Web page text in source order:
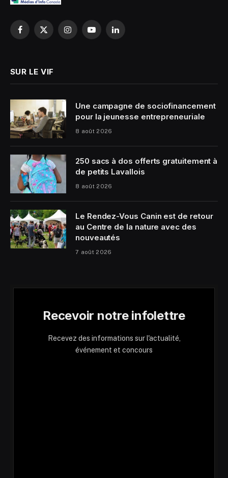
Facebook
X
InstagramYouTubeLinkedIn
SUR LE VIF
Une campagne de sociofinancement
pour la jeunesse entrepreneuriale
8 août 2026
250 sacs à dos offerts gratuitement à
de petits Lavallois
8 août 2026
Le Rendez-Vous Canin est de retour
au Centre de la nature avec des
nouveautés
7 août 2026
Recevoir notre infolettre
Recevez des informations sur l'actualité,
événement et concours